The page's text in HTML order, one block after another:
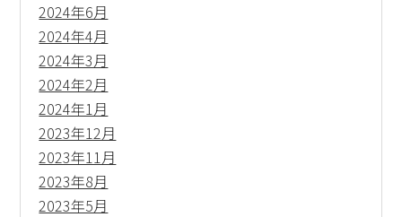
2024年6月
2024年4月
2024年3月
2024年2月
2024年1月
2023年12月
2023年11月
2023年8月
2023年5月